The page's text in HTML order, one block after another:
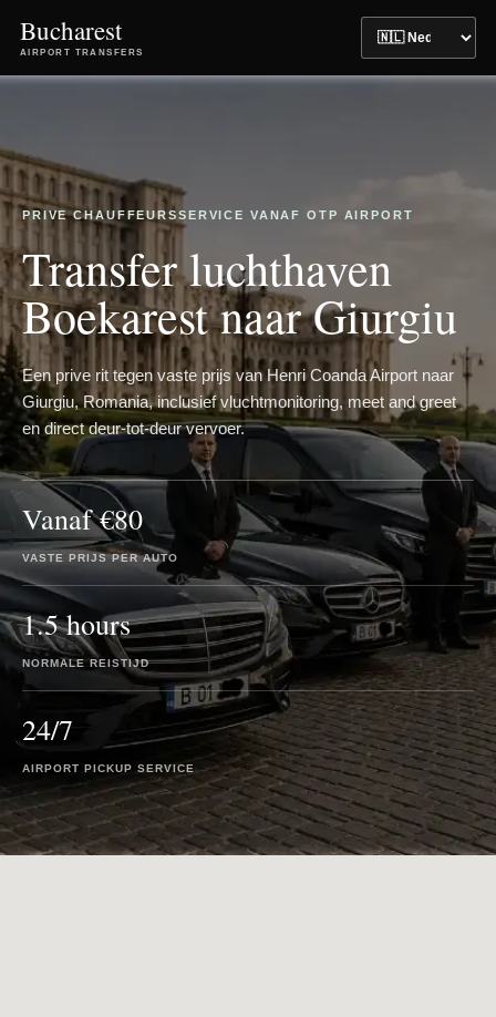
Bucharest
AIRPORT TRANSFERS
PRIVE CHAUFFEURSSERVICE VANAF OTP AIRPORT
Transfer luchthaven
Boekarest naar Giurgiu
Een prive rit tegen vaste prijs van Henri Coanda Airport naar
Giurgiu, Romania, inclusief vluchtmonitoring, meet and greet
en direct deur-tot-deur vervoer.
Vanaf €80
VASTE PRIJS PER AUTO
1.5 hours
NORMALE REISTIJD
24/7
AIRPORT PICKUP SERVICE